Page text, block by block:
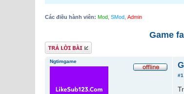
Các điều hành viên: Mod SMod Admin
Game
Gửi bài trả lời
#1
Ngtimgame